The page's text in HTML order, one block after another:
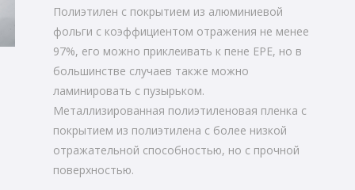
Полиэтилен с покрытием из алюминиевой
фольги с коэффициентом отражения не менее
97%, его можно приклеивать к пене EPE, но в
большинстве случаев также можно
ламинировать с пузырьком.
Металлизированная полиэтиленовая пленка с
покрытием из полиэтилена с более низкой
отражательной способностью, но с прочной
поверхностью.